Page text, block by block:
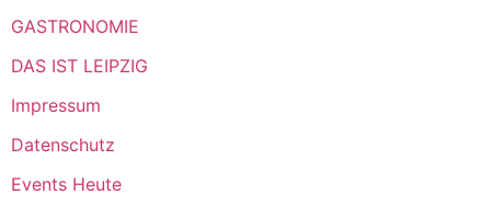
GASTRONOMIE
DAS IST LEIPZIG
Impressum
Datenschutz
Events Heute